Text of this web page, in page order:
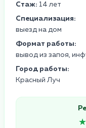
Стаж: 14 лет
Специализация:
выезд на дом
Формат работы:
вывод из запоя,
Город работы:
Красный Луч